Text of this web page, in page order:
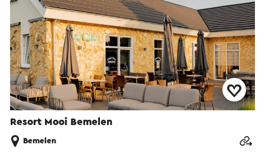
Resort Mooi Bemelen
Bemelen